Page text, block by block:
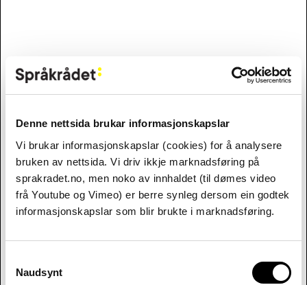
Denne nettsida brukar informasjonskapslar
Vi brukar informasjonskapslar (cookies) for å analysere
bruken av nettsida. Vi driv ikkje marknadsføring på
sprakradet.no, men noko av innhaldet (til dømes video
frå Youtube og Vimeo) er berre synleg dersom ein godtek
informasjonskapslar som blir brukte i marknadsføring.
Selection
Naudsynt